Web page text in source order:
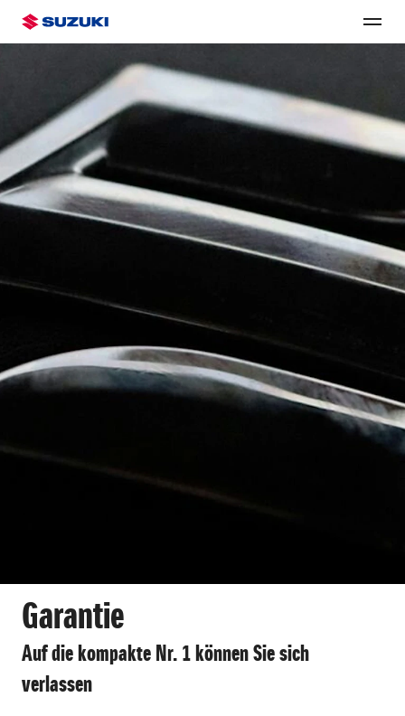
Garantie
Auf die kompakte Nr. 1 können Sie sich
verlassen